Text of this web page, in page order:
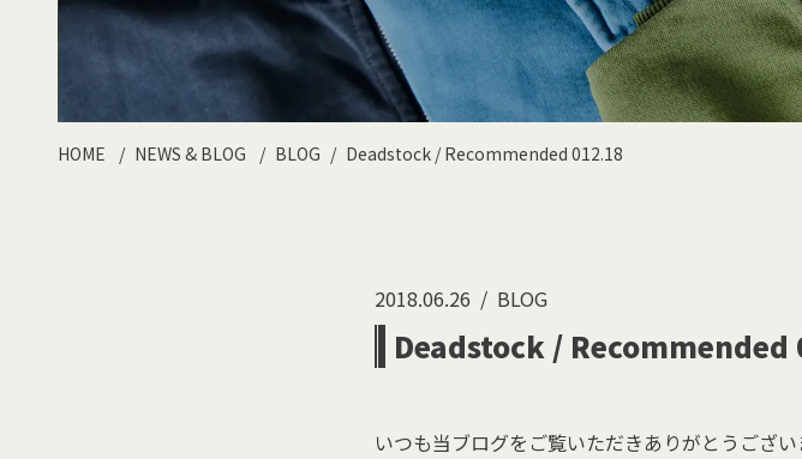
HOME NEWS & BLOG BLOG Deadstock / Recommended 012.18
2018.06.26 BLOG
Deadstock / Recommended
いつも当ブログをご覧いただきありがとうござ